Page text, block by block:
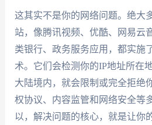
这其实不是你的网络问题。绝大
站，像腾讯视频、优酷、网易云
类银行、政务服务应用，都实施
术。它们会检测你的IP地址所在
大陆境内，就会限制或完全拒绝
权协议、内容监管和网络安全等
以，解决问题的核心，就是让你